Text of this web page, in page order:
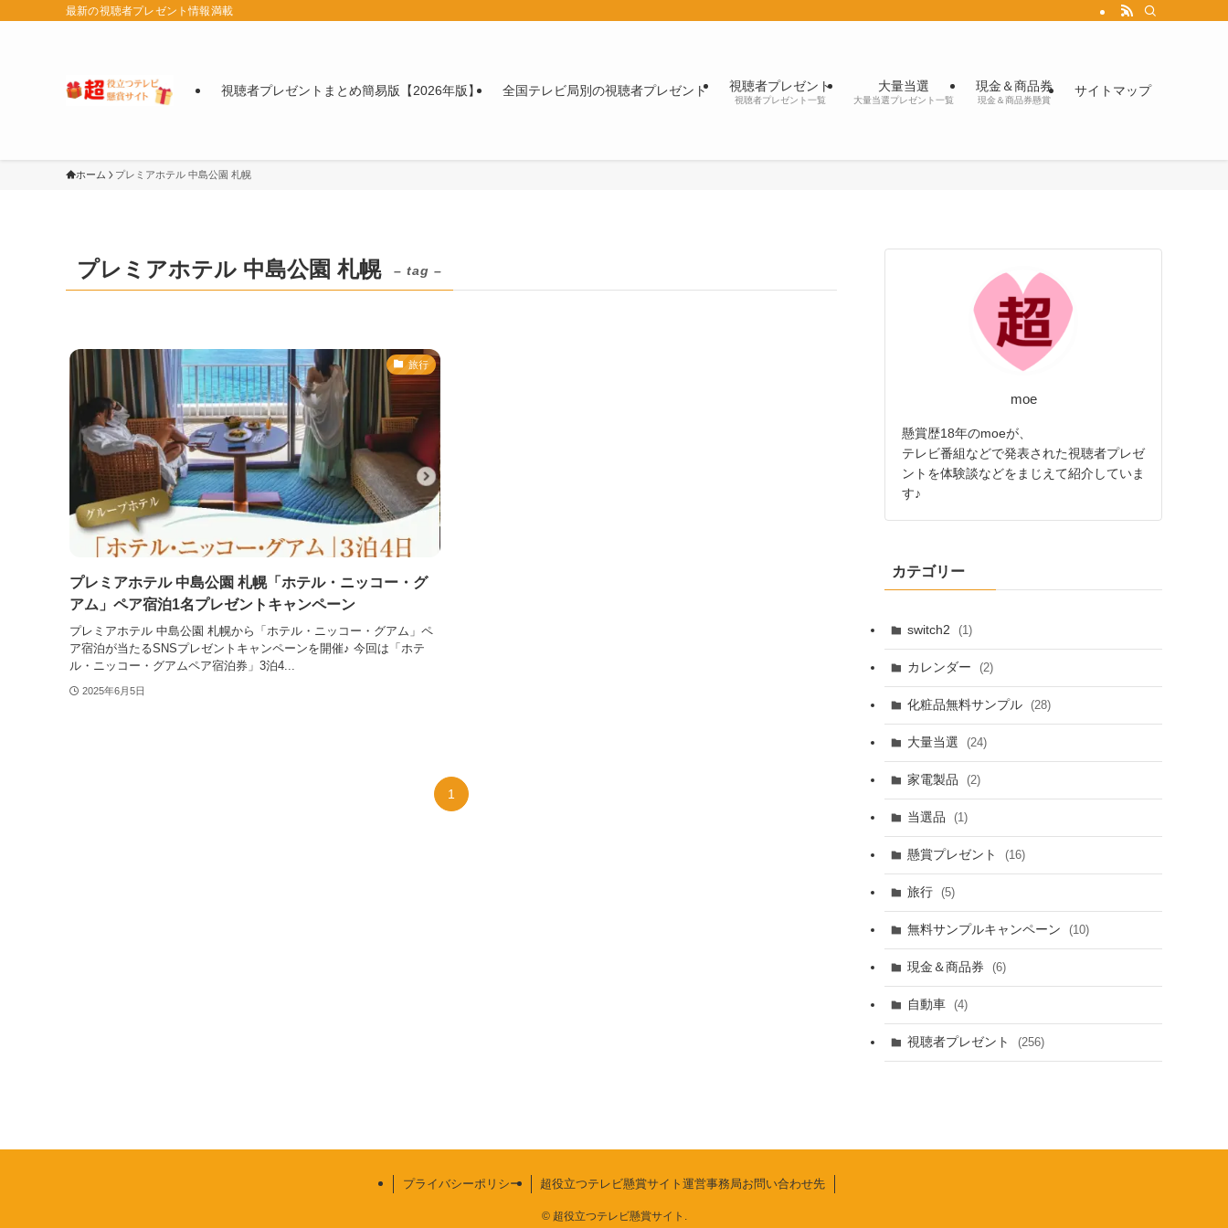
最新の視聴者プレゼント情報満載
視聴者プレゼントまとめ簡易版【2026年版】 全国テレビ局別の視聴者プレゼント 視聴者プレゼント
視聴者プレゼント一覧
大量当選
大量当選プレゼント一覧
現金＆商品券
現金＆商品券懸賞
サイトマップ
ホーム プレミアホテル 中島公園 札幌
プレミアホテル 中島公園 札幌 – tag –
旅行
プレミアホテル 中島公園 札幌「ホテル・ニッコー・グ
アム」ペア宿泊1名プレゼントキャンペーン
プレミアホテル 中島公園 札幌から「ホテル・ニッコー・グアム」ペ
ア宿泊が当たるSNSプレゼントキャンペーンを開催♪ 今回は「ホテ
ル・ニッコー・グアムペア宿泊券」3泊4...
2025年6月5日
1
moe
懸賞歴18年のmoeが、
テレビ番組などで発表された視聴者プレゼ
ントを体験談などをまじえて紹介していま
す♪
カテゴリー
switch2 (1)
カレンダー (2)
化粧品無料サンプル (28)
大量当選 (24)
家電製品 (2)
当選品 (1)
懸賞プレゼント (16)
旅行 (5)
無料サンプルキャンペーン (10)
現金＆商品券 (6)
自動車 (4)
視聴者プレゼント (256)
プライバシーポリシー 超役立つテレビ懸賞サイト運営事務局お問い合わせ先
©超役立つテレビ懸賞サイト.